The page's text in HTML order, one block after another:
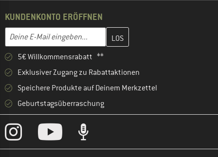
KUNDENKONTO ERÖFFNEN
E-Mail-Adresse
Gib hier deine E-Mail-Adresse ein und erstelle im nächsten
5€ Willkommensrabatt **
Exklusiver Zugang zu Rabattaktionen
Speichere Produkte auf Deinem Merkzettel
Geburtstagsüberraschung